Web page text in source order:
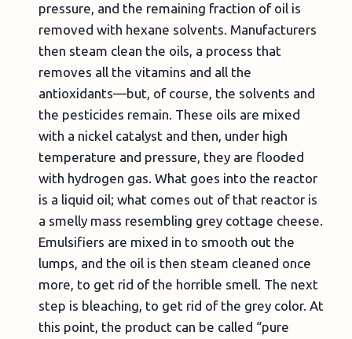
pressure, and the remaining fraction of oil is
removed with hexane solvents. Manufacturers
then steam clean the oils, a process that
removes all the vitamins and all the
antioxidants—but, of course, the solvents and
the pesticides remain. These oils are mixed
with a nickel catalyst and then, under high
temperature and pressure, they are flooded
with hydrogen gas. What goes into the reactor
is a liquid oil; what comes out of that reactor is
a smelly mass resembling grey cottage cheese.
Emulsifiers are mixed in to smooth out the
lumps, and the oil is then steam cleaned once
more, to get rid of the horrible smell. The next
step is bleaching, to get rid of the grey color. At
this point, the product can be called “pure